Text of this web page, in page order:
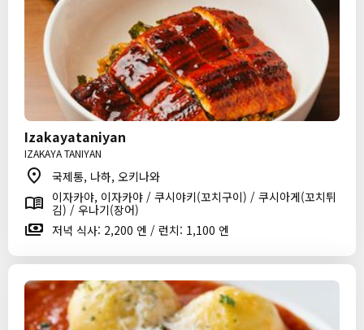
Izakayataniyan
IZAKAYA TANIYAN
국제통, 나하, 오키나와
이자카야, 이자카야 / 쿠시야키(꼬치구이) / 쿠시아게(꼬치튀
김) / 우나기(장어)
저녁 식사: 2,200 엔 / 런치: 1,100 엔